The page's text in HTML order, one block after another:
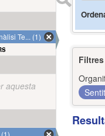
Filtres
Te... (1)
aquesta